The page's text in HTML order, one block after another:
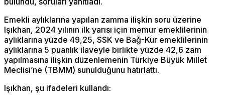
Emekli aylıklarına yapılan zamma ilişkin soru üzerine
Işıkhan, 2024 yılının ilk yarısı için memur emeklilerinin
aylıklarına yüzde 49,25, SSK ve Bağ-Kur emeklilerinin
aylıklarına 5 puanlık ilaveyle birlikte yüzde 42,6 zam
yapılmasına ilişkin düzenlemenin Türkiye Büyük Millet
Meclisi’ne (TBMM) sunulduğunu hatırlattı.
Işıkhan, şu ifadeleri kullandı: